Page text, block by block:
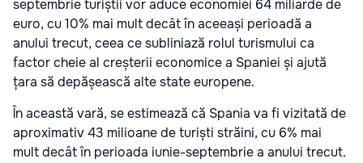
septembrie turiștii vor aduce economiei 64 miliarde de
euro, cu 10% mai mult decât în aceeași perioadă a
anului trecut, ceea ce subliniază rolul turismului ca
factor cheie al creșterii economice a Spaniei și ajută
țara să depășească alte state europene.
În această vară, se estimează că Spania va fi vizitată de
aproximativ 43 milioane de turiști străini, cu 6% mai
mult decât în perioada iunie-septembrie a anului trecut.